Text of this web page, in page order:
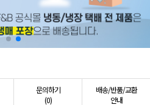
문의하기
(0)
배송/반품/교환
안내